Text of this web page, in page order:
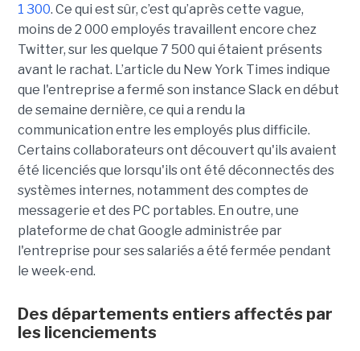
1 300. Ce qui est sûr, c’est qu’après cette vague,
moins de 2 000 employés travaillent encore chez
Twitter, sur les quelque 7 500 qui étaient présents
avant le rachat. L’article du New York Times indique
que l'entreprise a fermé son instance Slack en début
de semaine dernière, ce qui a rendu la
communication entre les employés plus difficile.
Certains collaborateurs ont découvert qu'ils avaient
été licenciés que lorsqu'ils ont été déconnectés des
systèmes internes, notamment des comptes de
messagerie et des PC portables. En outre, une
plateforme de chat Google administrée par
l'entreprise pour ses salariés a été fermée pendant
le week-end.
Des départements entiers affectés par
les licenciements